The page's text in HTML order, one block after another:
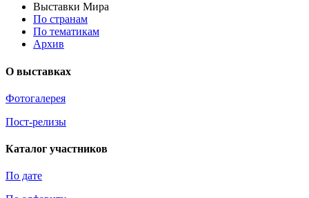
Выставки Мира
По странам
По тематикам
Архив
О выставках
Фотогалерея
Пост-релизы
Каталог участников
По дате